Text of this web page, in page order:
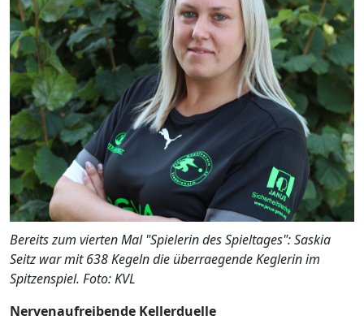
Bereits zum vierten Mal "Spielerin des Spieltages": Saskia
Seitz war mit 638 Kegeln die überraegende Keglerin im
Spitzenspiel. Foto: KVL
Nervenaufreibende Kellerduelle